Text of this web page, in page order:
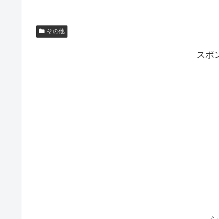
その他
スポ